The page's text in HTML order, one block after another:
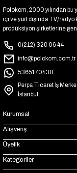
Polokom, 2000 yılından
içi ve yurt dışında TV/
prodüksiyon şirketlerine
0(212) 320 06 44
info@polokom.com.tr
5365170430
Perpa Ticaret İş
İstanbul
Kurumsal
Alışveriş
Üyelik
Kategoriler